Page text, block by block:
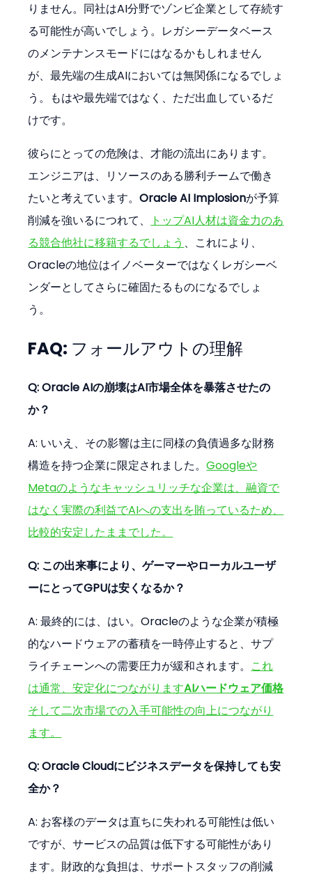
りません。同社はAI分野でゾンビ企業として存続す
る可能性が高いでしょう。レガシーデータベース
のメンテナンスモードにはなるかもしれません
が、最先端の生成AIにおいては無関係になるでしょ
う。もはや最先端ではなく、ただ出血しているだ
けです。
彼らにとっての危険は、才能の流出にあります。
エンジニアは、リソースのある勝利チームで働き
たいと考えています。Oracle AI Implosionが予算
削減を強いるにつれて、
トップAI人材は資金力のあ
る競合他社に移籍するでしょう 、これにより、
Oracleの地位はイノベーターではなくレガシーベ
ンダーとしてさらに確固たるものになるでしょ
う。
FAQ: フォールアウトの理解
Q: Oracle AIの崩壊はAI市場全体を暴落させたの
か？
A: いいえ、その影響は主に同様の負債過多な財務
構造を持つ企業に限定されました。Googleや
Metaのようなキャッシュリッチな企業は、融資で
はなく実際の利益でAIへの支出を賄っているため、
比較的安定したままでした。
Q: この出来事により、ゲーマーやローカルユーザ
ーにとってGPUは安くなるか？
A: 最終的には、はい。Oracleのような企業が積極
的なハードウェアの蓄積を一時停止すると、サプ
ライチェーンへの需要圧力が緩和されます。 これ
は通常、安定化につながりますAIハードウェア価格
そして二次市場での入手可能性の向上につながり
ます。
Q: Oracle Cloudにビジネスデータを保持しても安
全か？
A: お客様のデータは直ちに失われる可能性は低い
ですが、サービスの品質は低下する可能性があり
ます。財政的な負担は、サポートスタッフの削減